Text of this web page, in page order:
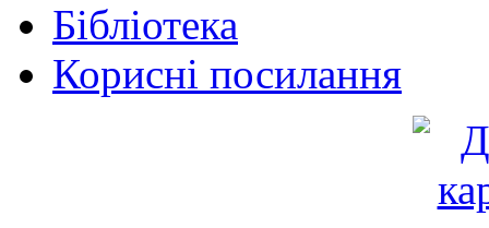
Бібліотека
Корисні посилання